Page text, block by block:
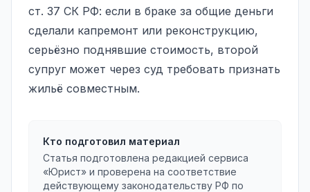
ст. 37 СК РФ: если в браке за общие деньги
сделали капремонт или реконструкцию,
серьёзно поднявшие стоимость, второй
супруг может через суд требовать признать
жильё совместным.
Кто подготовил материал
Статья подготовлена редакцией сервиса
«Юрист» и проверена на соответствие
действующему законодательству РФ по